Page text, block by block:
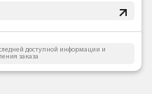
доступной информации и
заказа